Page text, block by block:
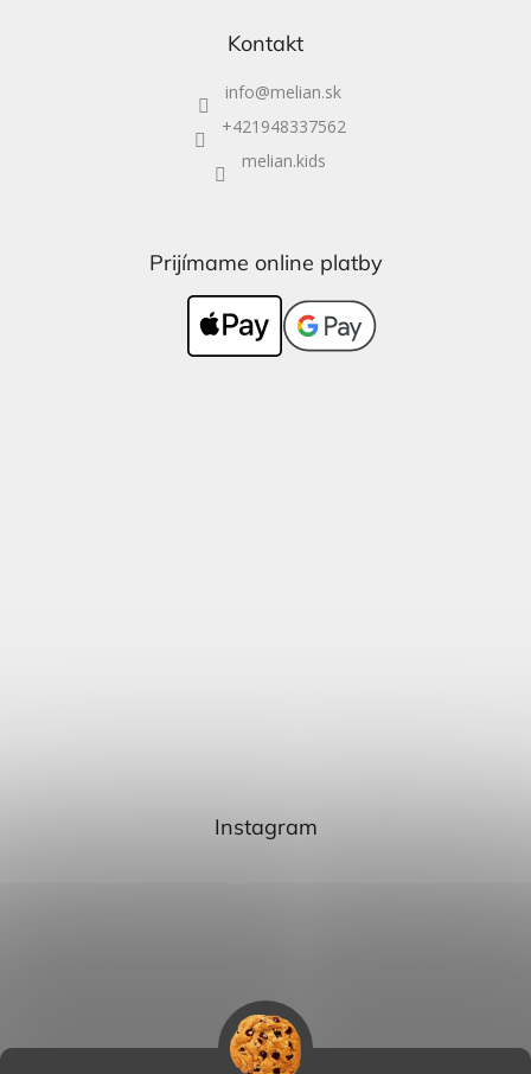
Kontakt
info@melian.sk
+421948337562
melian.kids
Prijímame online platby
Instagram